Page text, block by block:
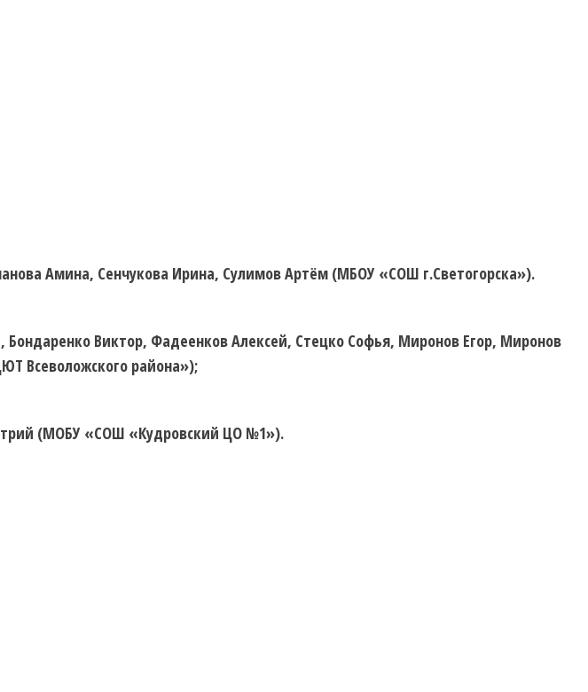
Амина, Сенчукова Ирина, Сулимов Артём (МБОУ «СОШ г.Светогорска»).
Виктор, Фадеенков Алексей, Стецко Софья, Миронов Егор, Миронов
Всеволожского района»);
(МОБУ «СОШ «Кудровский ЦО №1»).